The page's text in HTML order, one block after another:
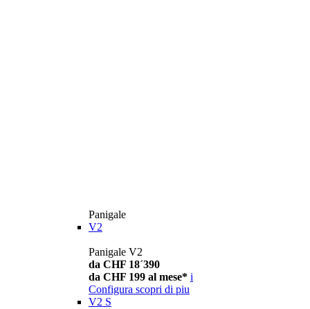
Panigale
V2
Panigale V2
da CHF 18´390
da CHF 199 al mese* i
Configura scopri di piu
V2 S